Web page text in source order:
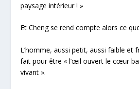
paysage intérieur ! »
Et Cheng se rend compte alors ce
L’homme, aussi petit, aussi faible et
fait pour être « l’œil ouvert le cœur
vivant ».